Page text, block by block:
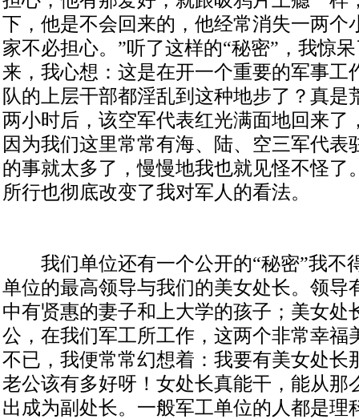
下，他是不会回来的，他经常消失一两个
家不必担心。”听了这样的“秘密”，我惊
来，我心想：这是在开一个重要的军事工
队的上层干部都淫乱到这种地步了？真是
两小时后，该空军代表红光满面地回来
因为我们这里常常有海、陆、空三军代表
的事就太多了，慢慢地我也就见怪不怪了
所行也彻底改变了我对军人的看法。
我们单位还有一个公开的“秘密”我不
单位的最高领导与我们的美女处长。领导
中有贤惠的妻子和上大学的孩子；美女处
公，在我们军工所工作，这两个非常幸福
不已，我便常常幻想着：我要有美女处长
老公该有多好呀！女处长真能干，能从那
出成为副处长。一般军工单位的人都是理